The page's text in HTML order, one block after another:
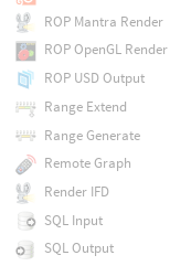
ROP Mantra Render
ROP OpenGL Render
ROP USD Output
Range Extend
Range Generate
Remote Graph
Render IFD
SQL Input
SQL Output